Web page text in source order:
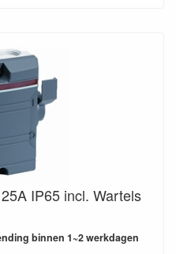
IP65 incl. Wartels
binnen 1~2 werkdagen